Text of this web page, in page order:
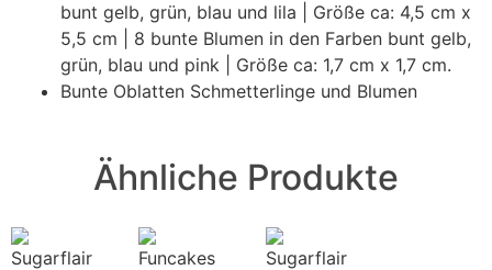
bunt gelb, grün, blau und lila | Größe ca: 4,5 cm x
5,5 cm | 8 bunte Blumen in den Farben bunt gelb,
grün, blau und pink | Größe ca: 1,7 cm x 1,7 cm.
Bunte Oblatten Schmetterlinge und Blumen
Ähnliche Produkte